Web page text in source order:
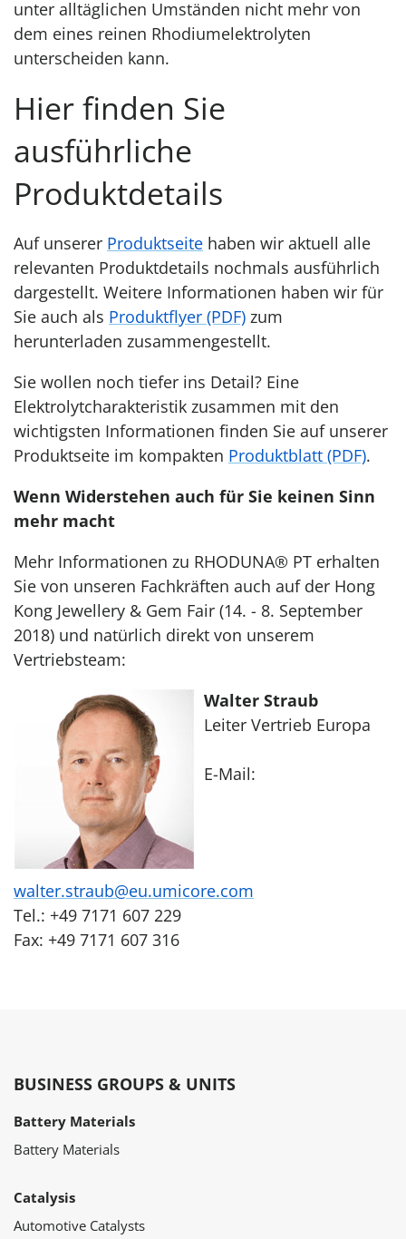
unter alltäglichen Umständen nicht mehr von
dem eines reinen Rhodiumelektrolyten
unterscheiden kann.
Hier finden Sie
ausführliche
Produktdetails
Auf unserer Produktseite haben wir aktuell alle
relevanten Produktdetails nochmals ausführlich
dargestellt. Weitere Informationen haben wir für
Sie auch als Produktflyer (PDF) zum
herunterladen zusammengestellt.
Sie wollen noch tiefer ins Detail? Eine
Elektrolytcharakteristik zusammen mit den
wichtigsten Informationen finden Sie auf unserer
Produktseite im kompakten Produktblatt (PDF).
Wenn Widerstehen auch für Sie keinen Sinn
mehr macht
Mehr Informationen zu RHODUNA® PT erhalten
Sie von unseren Fachkräften auch auf der Hong
Kong Jewellery & Gem Fair (14. - 8. September
2018) und natürlich direkt von unserem
Vertriebsteam:
Walter Straub
Leiter Vertrieb Europa
E-Mail:
walter.straub@eu.umicore.com
Tel.: +49 7171 607 229
Fax: +49 7171 607 316
BUSINESS GROUPS & UNITS
Battery Materials
Battery Materials
Catalysis
Automotive Catalysts